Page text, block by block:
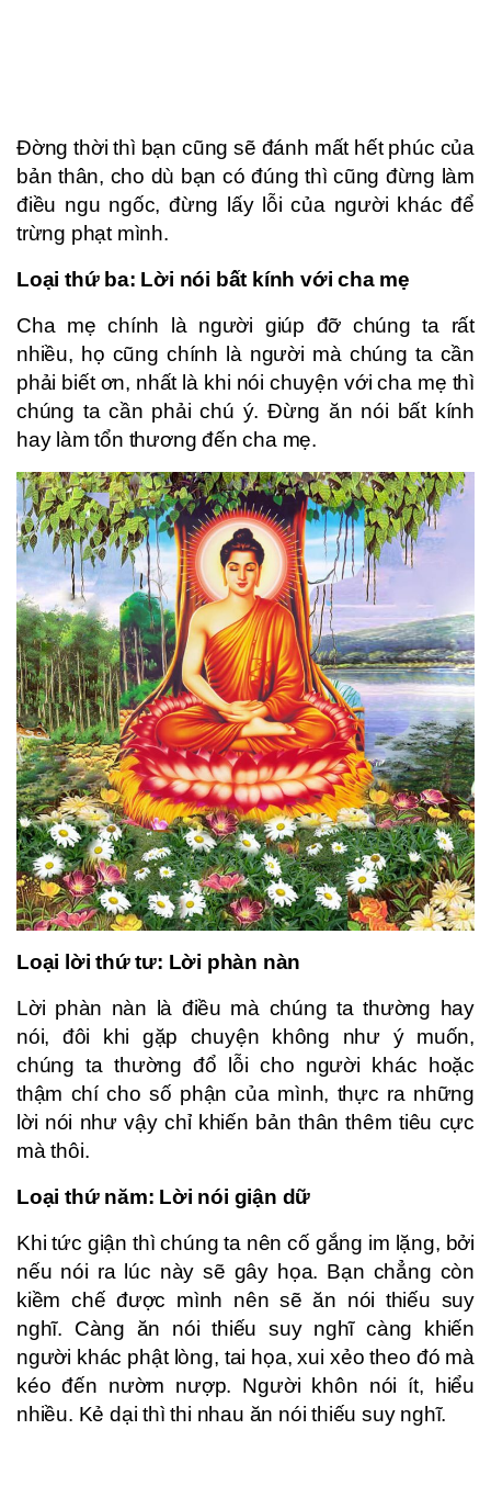
Đờng thời thì bạn cũng sẽ đánh mất hết phúc của
bản thân, cho dù bạn có đúng thì cũng đừng làm
điều ngu ngốc, đừng lấy lỗi của người khác để
trừng phạt mình.
Loại thứ ba: Lời nói bất kính với cha mẹ
Cha mẹ chính là người giúp đỡ chúng ta rất
nhiều, họ cũng chính là người mà chúng ta cần
phải biết ơn, nhất là khi nói chuyện với cha mẹ thì
chúng ta cần phải chú ý. Đừng ăn nói bất kính
hay làm tổn thương đến cha mẹ.
Loại lời thứ tư: Lời phàn nàn
Lời phàn nàn là điều mà chúng ta thường hay
nói, đôi khi gặp chuyện không như ý muốn,
chúng ta thường đổ lỗi cho người khác hoặc
thậm chí cho số phận của mình, thực ra những
lời nói như vậy chỉ khiến bản thân thêm tiêu cực
mà thôi.
Loại thứ năm: Lời nói giận dữ
Khi tức giận thì chúng ta nên cố gắng im lặng, bởi
nếu nói ra lúc này sẽ gây họa. Bạn chẳng còn
kiềm chế được mình nên sẽ ăn nói thiếu suy
nghĩ. Càng ăn nói thiếu suy nghĩ càng khiến
người khác phật lòng, tai họa, xui xẻo theo đó mà
kéo đến nườm nượp. Người khôn nói ít, hiểu
nhiều. Kẻ dại thì thi nhau ăn nói thiếu suy nghĩ.